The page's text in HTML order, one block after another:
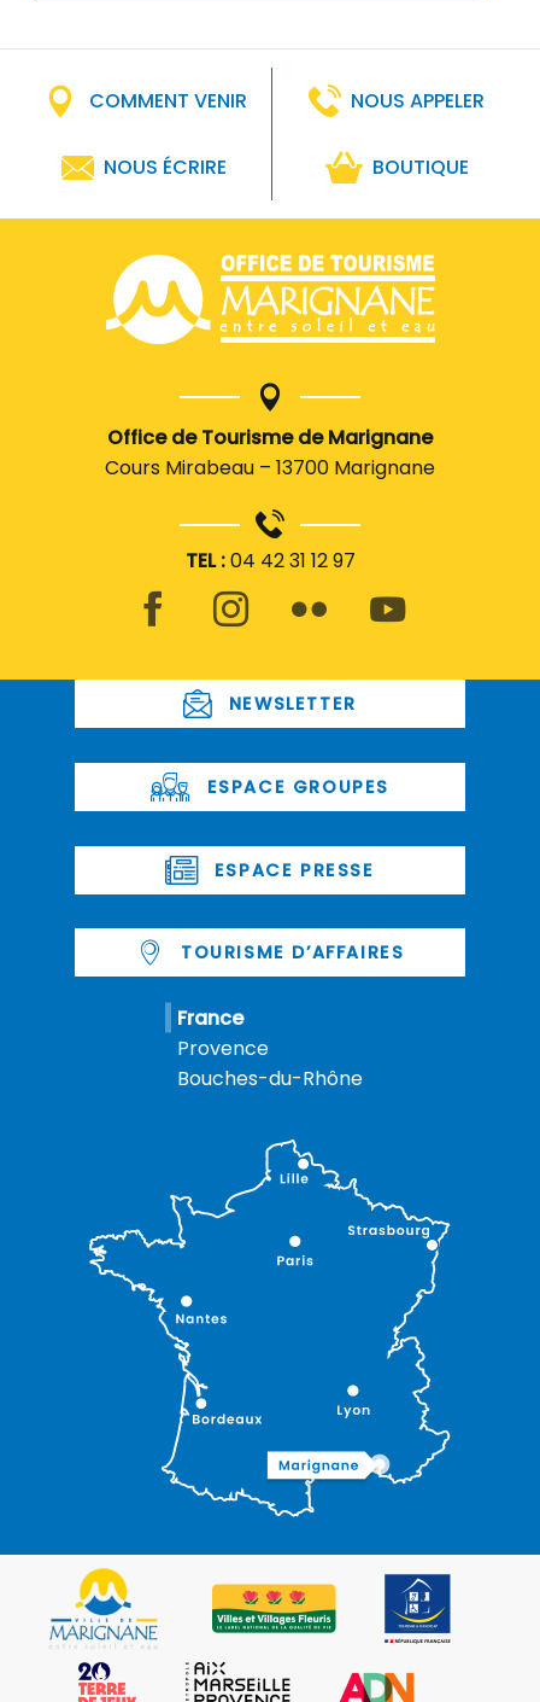
COMMENT VENIR NOUS APPELER
NOUS ÉCRIRE BOUTIQUE
Office de Tourisme de Marignane
Cours Mirabeau – 13700 Marignane
TEL :04 42 31 12 97
NEWSLETTER
ESPACE GROUPES
ESPACE PRESSE
TOURISME D’AFFAIRES
France
Provence
Bouches-du-Rhône